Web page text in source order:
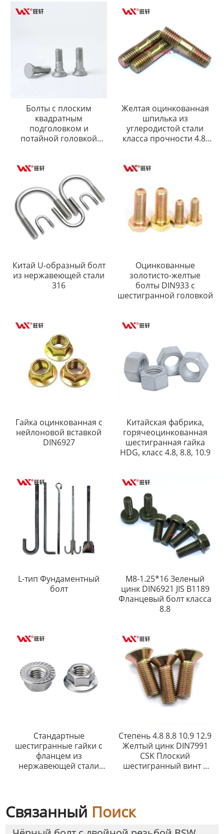
CSK Винт с головкой
Болты с плоским
квадратным
подголовком и
потайной головкой
Желтая оцинкованная
шпилька из
углеродистой стали
класса прочности 4.8,
Китай U-образный болт
из нержавеющей стали
316
Оцинкованные
золотисто-желтые
болты DIN933 с
шестигранной головкой
Гайка оцинкованная с
нейлоновой вставкой
DIN6927
Китайская фабрика,
горячеоцинкованная
шестигранная гайка
HDG, класс 4.8, 8.8, 10.9
L-тип Фундаментный
болт
M8-1.25*16 Зеленый
цинк DIN6921 JIS B1189
Фланцевый болт класса
8.8
Стандартные
шестигранные гайки с
фланцем из
нержавеющей стали
Степень 4.8 8.8 10.9 12.9
Желтый цинк DIN7991
CSK Плоский
шестигранный винт с
Винт с головкой CSK
Связанный Поиск